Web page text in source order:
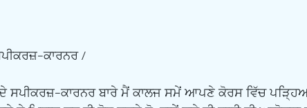
ਕਾਰਨਰ /